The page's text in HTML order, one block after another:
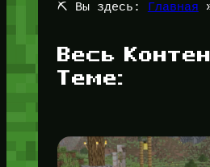
⛏️ Вы здесь: Главная
Весь
Теме: